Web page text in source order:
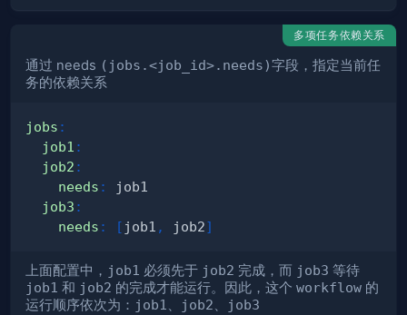
多项任务依赖关系
通过 needs (jobs.<job_id>.needs)字段，指定当前任
务的依赖关系
jobs :
job1 :
job2 :
needs :
job3 :
needs : [ job1 , job2]
上面配置中， job1 必须先于 job2 完成，而 job3 等待
job1 和 job2 的完成才能运行。因此，这个 workflow 的
运行顺序依次为： job1 、 job2、 job3